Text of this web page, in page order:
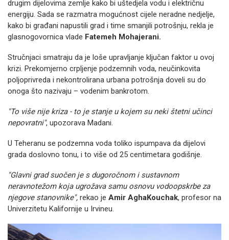
drugim dijelovima zemlje kako bi uštedjela vodu i električnu
energiju. Sada se razmatra mogućnost cijele neradne nedjelje,
kako bi građani napustili grad i time smanjili potrošnju, rekla je
glasnogovornica vlade Fatemeh Mohajerani.
Stručnjaci smatraju da je loše upravljanje ključan faktor u ovoj
krizi. Prekomjerno crpljenje podzemnih voda, neučinkovita
poljoprivreda i nekontrolirana urbana potrošnja doveli su do
onoga što nazivaju – vodenim bankrotom.
"To više nije kriza - to je stanje u kojem su neki štetni učinci
nepovratni", upozorava Madani.
U Teheranu se podzemna voda toliko ispumpava da dijelovi
grada doslovno tonu, i to više od 25 centimetara godišnje.
"Glavni grad suočen je s dugoročnom i sustavnom
neravnotežom koja ugrožava samu osnovu vodoopskrbe za
njegove stanovnike", rekao je Amir AghaKouchak, profesor na
Univerzitetu Kalifornije u Irvineu.